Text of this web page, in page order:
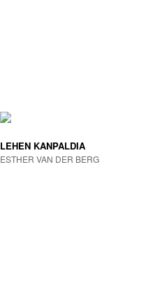
LEHEN KANPALDIA
ESTHER VAN DER BERG